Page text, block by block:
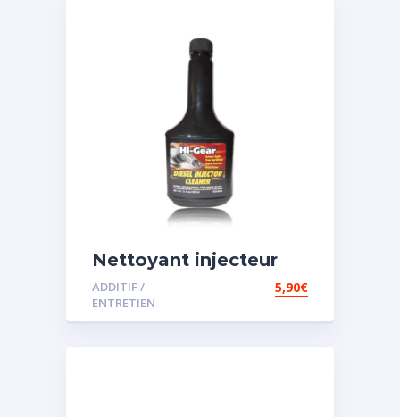
Nettoyant injecteur
diesel
ADDITIF /
ENTRETIEN
5,90€